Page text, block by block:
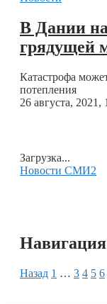
В Дании
грядущей
Катастрофа
потепления
26 августа, 2021,
Загрузка...
Новости СМИ2
Назад 1 … 3 4 5 6